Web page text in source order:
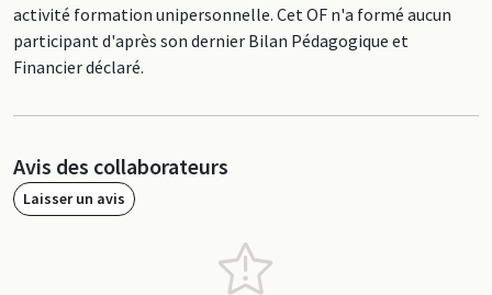
activité formation unipersonnelle. Cet OF n'a formé aucun
participant d'après son dernier Bilan Pédagogique et
Financier déclaré.
Avis des collaborateurs
Laisser un avis